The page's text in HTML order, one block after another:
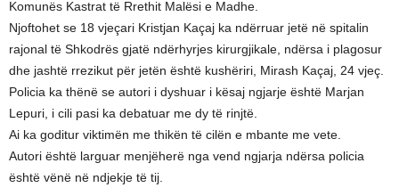
Komunës Kastrat të Rrethit Malësi e Madhe.
Njoftohet se 18 vjeçari Kristjan Kaçaj ka ndërruar jetë në spitalin
rajonal të Shkodrës gjatë ndërhyrjes kirurgjikale, ndërsa i plagosur
dhe jashtë rrezikut për jetën është kushëriri, Mirash Kaçaj, 24 vjeç.
Policia ka thënë se autori i dyshuar i kësaj ngjarje është Marjan
Lepuri, i cili pasi ka debatuar me dy të rinjtë.
Ai ka goditur viktimën me thikën të cilën e mbante me vete.
Autori është larguar menjëherë nga vend ngjarja ndërsa policia
është vënë në ndjekje të tij.